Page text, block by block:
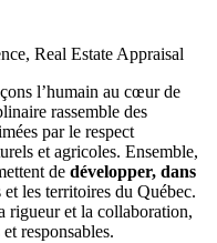
Real Estate Appraisal
l’humain au cœur de
rassemble des
par le respect
et agricoles. Ensemble,
de développer, dans
les territoires du Québec.
rigueur et la collaboration,
responsables.